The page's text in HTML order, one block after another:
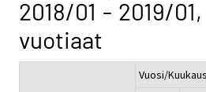
2018/01 - 2019/
vuotiaat
Vuosi/